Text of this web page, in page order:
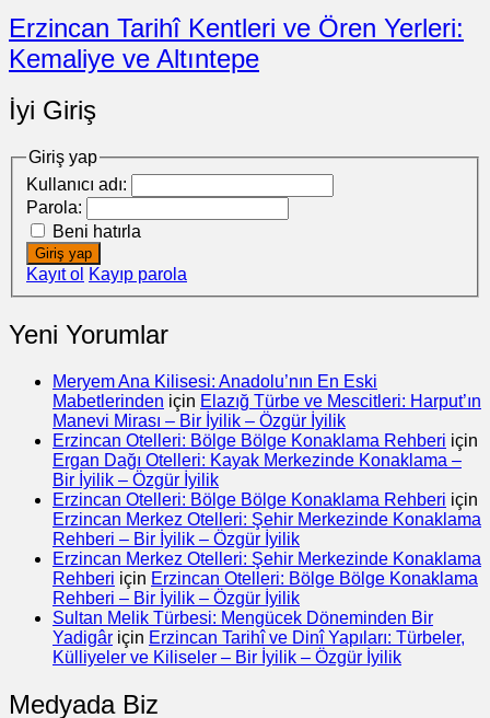
Erzincan Tarihî Kentleri ve Ören Yerleri:
Kemaliye ve Altıntepe
İyi Giriş
Giriş yap
Kullanıcı adı:
Parola:
Beni hatırla
Giriş yap
Kayıt ol Kayıp parola
Yeni Yorumlar
Meryem Ana Kilisesi: Anadolu’nın En Eski
Mabetlerinden için Elazığ Türbe ve Mescitleri: Harput’ın
Manevi Mirası – Bir İyilik – Özgür İyilik
Erzincan Otelleri: Bölge Bölge Konaklama Rehberi için
Ergan Dağı Otelleri: Kayak Merkezinde Konaklama –
Bir İyilik – Özgür İyilik
Erzincan Otelleri: Bölge Bölge Konaklama Rehberi için
Erzincan Merkez Otelleri: Şehir Merkezinde Konaklama
Rehberi – Bir İyilik – Özgür İyilik
Erzincan Merkez Otelleri: Şehir Merkezinde Konaklama
Rehberi için Erzincan Otelleri: Bölge Bölge Konaklama
Rehberi – Bir İyilik – Özgür İyilik
Sultan Melik Türbesi: Mengücek Döneminden Bir
Yadigâr için Erzincan Tarihî ve Dinî Yapıları: Türbeler,
Külliyeler ve Kiliseler – Bir İyilik – Özgür İyilik
Medyada Biz